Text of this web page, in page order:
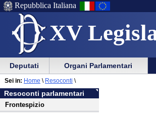
XV
Menu
di
ausilio
alla
navigazione
Vai
Menu
di
navigazione
principale
Repubblica Italiana
Menu
di
navigazione
principale
Vai
menu
di
sezione
Deputati Organi Parlamentari
Vai
al
contenuto
Resoconti parlamentari
Frontespizio
Sei in: Home \ Resoconti \